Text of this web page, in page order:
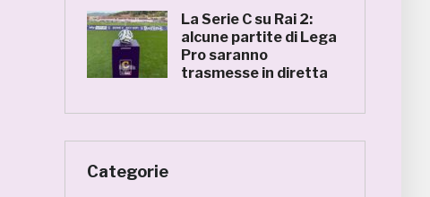
La Serie C su Rai 2:
alcune partite di Lega
Pro saranno
trasmesse in diretta
Categorie